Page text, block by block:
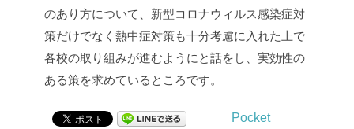
のあり方について、新型コロナウィルス感染症対
策だけでなく熱中症対策も十分考慮に入れた上で
各校の取り組みが進むようにと話をし、実効性の
ある策を求めているところです。
Pocket